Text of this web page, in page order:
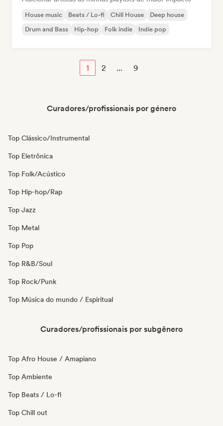
House music Beats / Lo-fi Chill House
Deep house
Drum and Bass
Hip-hop Folk indie Indie pop
1 2 ... 9
Curadores/profissionais por género
Top Clássico/Instrumental
Top Eletrônica
Top Folk/Acústico
Top Hip-hop/Rap
Top Jazz
Top Metal
Top Pop
Top R&B/Soul
Top Rock/Punk
Top Música do mundo / Espiritual
Curadores/profissionais por subgênero
Top Afro House / Amapiano
Top Ambiente
Top Beats / Lo-fi
Top Chill out